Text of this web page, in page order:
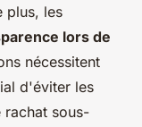
plus, les
lors de
nécessitent
d'éviter les
rachat sous-